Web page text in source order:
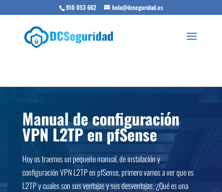
910 053 662 hola@dcseguridad.es
Manual de configuración
VPN L2TP en pfSense
Hoy os traemos un pequeño manual, de instalación y
configuración VPN L2TP en pfSense, primero vamos a ver que es
L2TP y cuales son sus ventajas y sus desventajas. ¿Qué es una